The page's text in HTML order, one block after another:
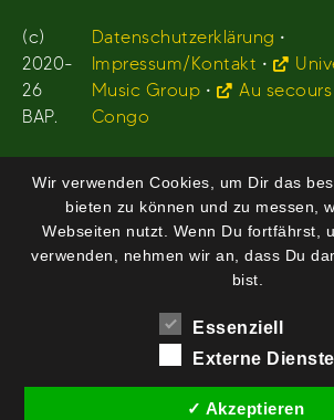
(c)
2020-
26
BAP.
Datenschutzerklärung •
Impressum/Kontakt •
Music Group •
Au
Congo
Wir verwenden Cookies, um Dir das
bieten zu können und zu messen,
Webseiten nutzt. Wenn Du fortfährst,
verwenden, nehmen wir an, dass Du
bist.
Essenziell
Externe Dienste
✓ Akzeptieren